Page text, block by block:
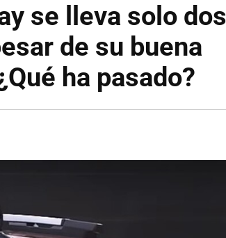
se lleva solo dos
de su buena
ha pasado?